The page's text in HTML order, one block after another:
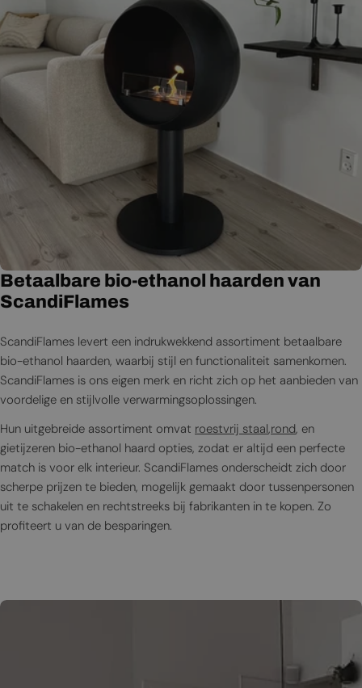
Betaalbare bio-ethanol haarden van
ScandiFlames
ScandiFlames levert een indrukwekkend assortiment betaalbare
bio-ethanol haarden, waarbij stijl en functionaliteit samenkomen.
ScandiFlames is ons eigen merk en richt zich op het aanbieden van
voordelige en stijlvolle verwarmingsoplossingen.
Hun uitgebreide assortiment omvat roestvrij staal,rond, en
gietijzeren bio-ethanol haard opties, zodat er altijd een perfecte
match is voor elk interieur. ScandiFlames onderscheidt zich door
scherpe prijzen te bieden, mogelijk gemaakt door tussenpersonen
uit te schakelen en rechtstreeks bij fabrikanten in te kopen. Zo
profiteert u van de besparingen.